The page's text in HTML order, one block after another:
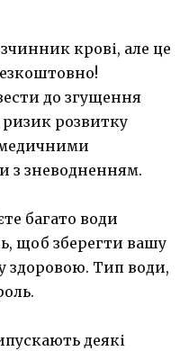
крові, але це
до згущення
ризик розвитку
з зневодненням.
багато води
щоб зберегти вашу
здоровою. Тип води,
деякі